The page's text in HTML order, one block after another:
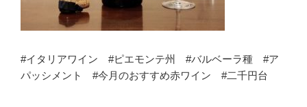
#イタリアワイン #ピエモンテ州 #バルベーラ種 #ア
パッシメント #今月のおすすめ赤ワイン #二千円台